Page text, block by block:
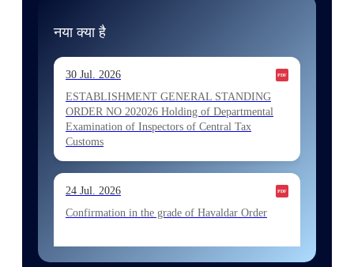
नया क्या है
30 Jul. 2026
ESTABLISHMENT GENERAL STANDING
ORDER NO 202026 Holding of Departmental
Examination of Inspectors of Central Tax
Customs
24 Jul. 2026
Confirmation in the grade of Havaldar Order